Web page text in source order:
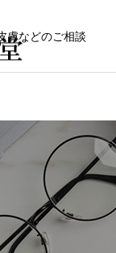
膚などのご相談
日常のこと
８年熊本地震